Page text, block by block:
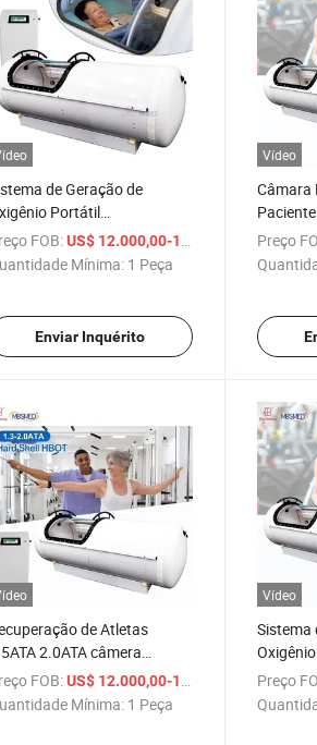
de Geração de
Portátil
de Reabilitação
Acidente Vascular Cerebral
FOB: US$ 12.000,00-12.800,00
/ Peça
Mínima: 1 Peça
Enviar Inquérito
Vídeo
Câmara
2.0ATA
Preço
de Atletas
2.0ATA câmera
Oxigênio Portátil
Dura Hbot 2
de Fitness ATA
FOB: US$ 12.000,00-12.800,00
/ Peça
Mínima: 1 Peça
Vídeo
Sistema
2.0ATA
Preço